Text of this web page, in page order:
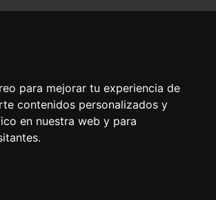
para mejorar tu experiencia de
contenidos personalizados y
en nuestra web y para